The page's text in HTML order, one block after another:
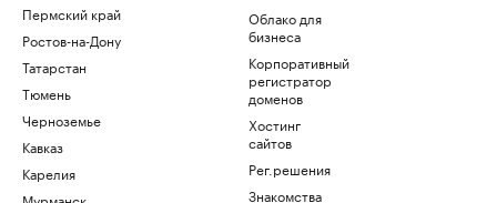
Пермский край
Ростов-на-Дону
Татарстан
Тюмень
Черноземье
Кавказ
Карелия
Облако для
бизнеса
Корпоративный
регистратор
доменов
Хостинг
сайтов
Рег.решения
Знакомства